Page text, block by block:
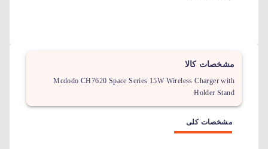
مشخصات کالا
Mcdodo CH7620 Space Series 15W Wireless Charger with
Holder Stand
مشخصات کلی